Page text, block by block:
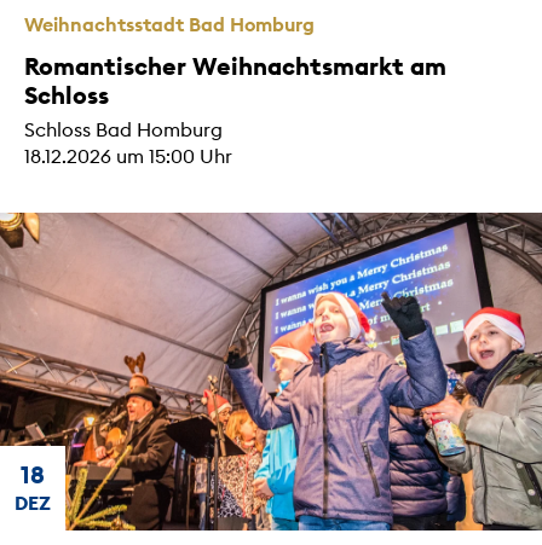
Weihnachtsstadt Bad Homburg
Romantischer Weihnachtsmarkt am
Schloss
Schloss Bad Homburg
18.12.2026 um 15:00 Uhr
18
DEZ